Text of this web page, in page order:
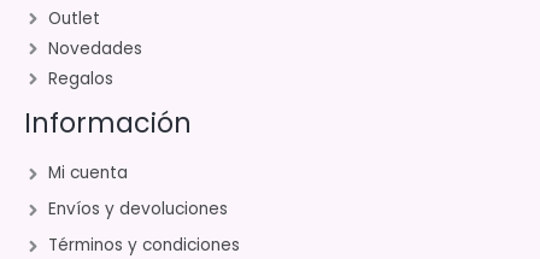
Outlet
Novedades
Regalos
Información
Mi cuenta
Envíos y devoluciones
Términos y condiciones